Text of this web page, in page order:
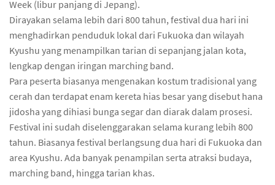
Week (libur panjang di Jepang).
Dirayakan selama lebih dari 800 tahun, festival dua hari ini
menghadirkan penduduk lokal dari Fukuoka dan wilayah
Kyushu yang menampilkan tarian di sepanjang jalan kota,
lengkap dengan iringan marching band.
Para peserta biasanya mengenakan kostum tradisional yang
cerah dan terdapat enam kereta hias besar yang disebut hana
jidosha yang dihiasi bunga segar dan diarak dalam prosesi.
Festival ini sudah diselenggarakan selama kurang lebih 800
tahun. Biasanya festival berlangsung dua hari di Fukuoka dan
area Kyushu. Ada banyak penampilan serta atraksi budaya,
marching band, hingga tarian khas.